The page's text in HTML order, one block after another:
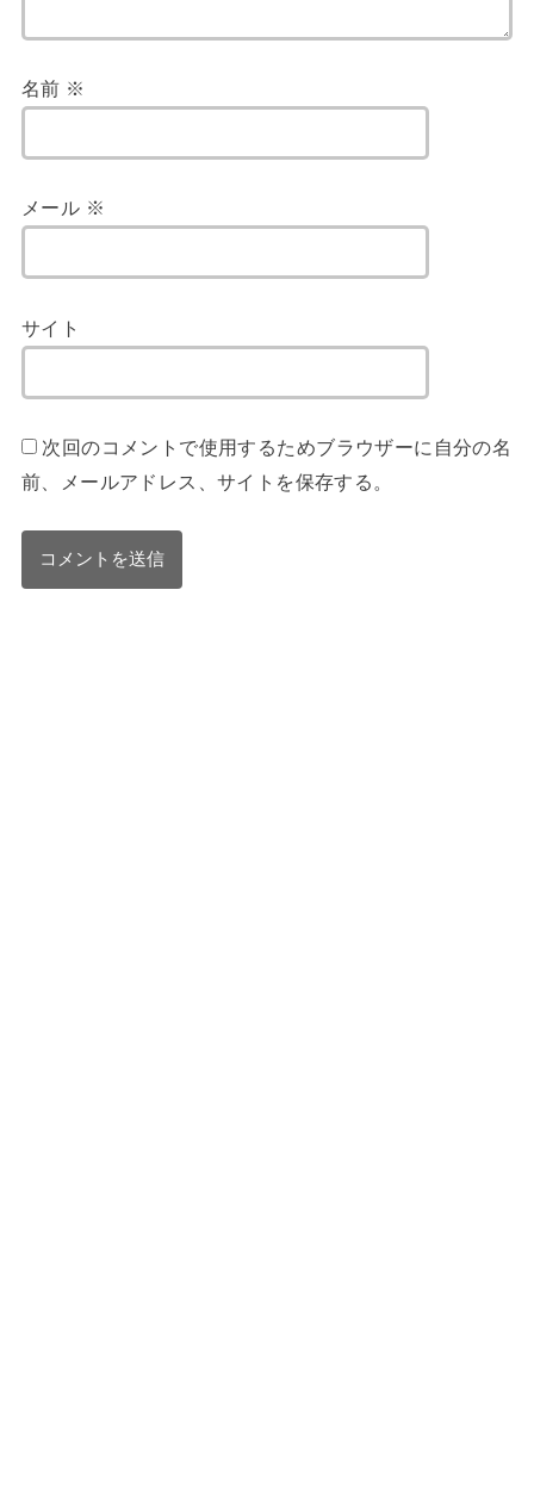
名前 ※
メール ※
サイト
次回のコメントで使用するためブラウザーに自分の名
前、メールアドレス、サイトを保存する。